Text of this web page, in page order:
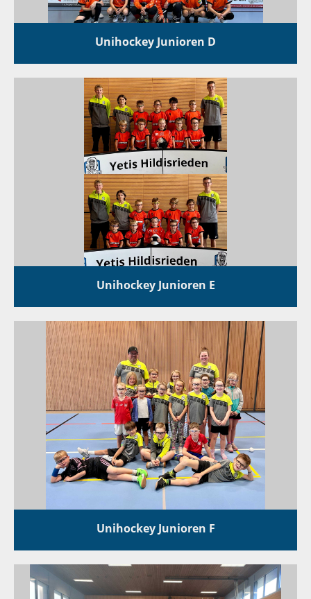
Unihockey Junioren D
Unihockey Junioren E
Unihockey Junioren F